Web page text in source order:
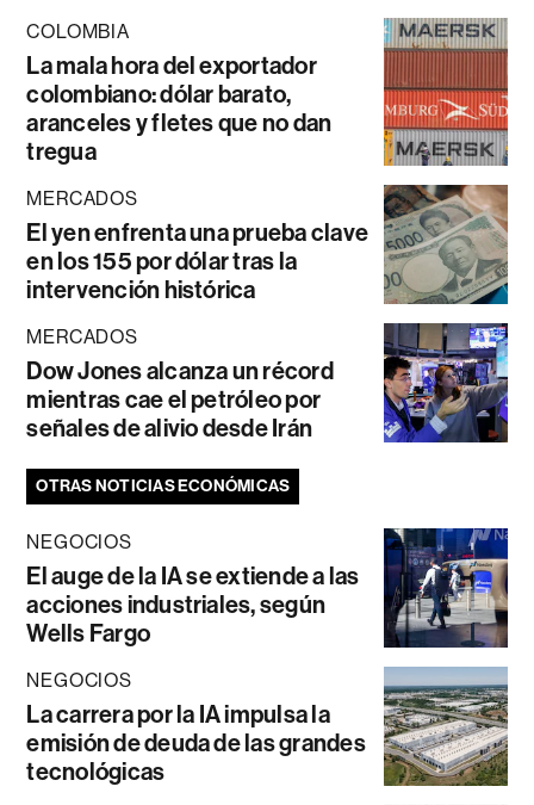
COLOMBIA
La mala hora del exportador
colombiano: dólar barato,
aranceles y fletes que no dan
tregua
MERCADOS
El yen enfrenta una prueba clave
en los 155 por dólar tras la
intervención histórica
MERCADOS
Dow Jones alcanza un récord
mientras cae el petróleo por
señales de alivio desde Irán
OTRAS NOTICIAS ECONÓMICAS
NEGOCIOS
El auge de la IA se extiende a las
acciones industriales, según
Wells Fargo
NEGOCIOS
La carrera por la IA impulsa la
emisión de deuda de las grandes
tecnológicas